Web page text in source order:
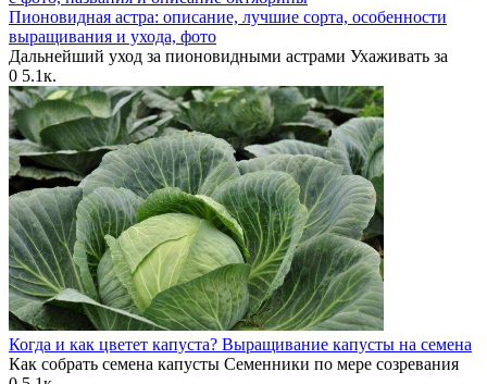
Пионовидная астра: описание, лучшие сорта, особенности
выращивания и ухода, фото
Дальнейший уход за пионовидными астрами Ухаживать за
0 5.1к.
Когда и как цветет капуста? Выращивание капусты на семена
Как собрать семена капусты Семенники по мере созревания